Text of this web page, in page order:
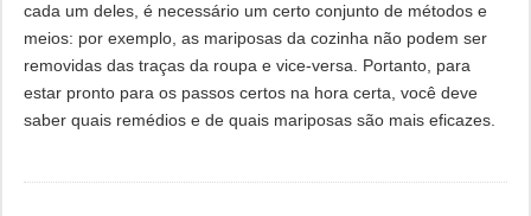
cada um deles, é necessário um certo conjunto de métodos e
meios: por exemplo, as mariposas da cozinha não podem ser
removidas das traças da roupa e vice-versa. Portanto, para
estar pronto para os passos certos na hora certa, você deve
saber quais remédios e de quais mariposas são mais eficazes.